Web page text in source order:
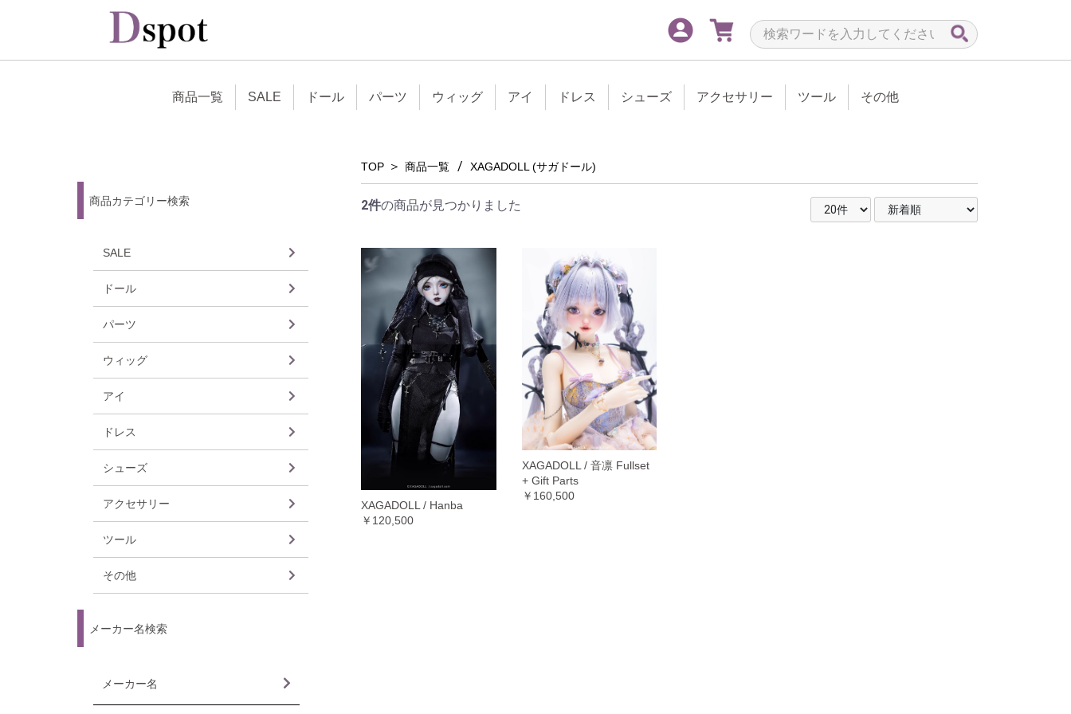
商品一覧 SALE ドール パーツ ウィッグ アイ ドレス シューズ アクセサリー ツール その他
商品カテゴリー検索
SALE
ドール 10cm
30cm
40cm
50cm
60cm
30cm
40cm
50cm
60cm
70cm
パーツ 30cm
40cm
50cm
60cm
65cm
70cm
30cm
40cm
50cm
60cm
65cm
70cm
75cm
30cm
40cm
50cm
60cm
70cm
75cm
30cm
40cm
60cm
70cm
ウィッグ
アイ
ドレス 30cm
40cm
60cm
65cm
70cm
75cm
30cm
40cm
60cm
30cm
40cm
60cm
70cm
75cm
30cm
40cm
60cm
70cm
75cm
30cm
40cm
50cm
60cm
70cm
75cm
インナー・ソックス 30cm
40cm
60cm
70cm
75cm
シューズ
アクセサリー
ツール
その他
メーカー名検索
メーカー名
TOP ＞ 商品一覧 / XAGADOLL (サガドール)
2件の商品が見つかりました
XAGADOLL / Hanba
￥120,500
XAGADOLL / 音凛 Fullset
+ Gift Parts
￥160,500